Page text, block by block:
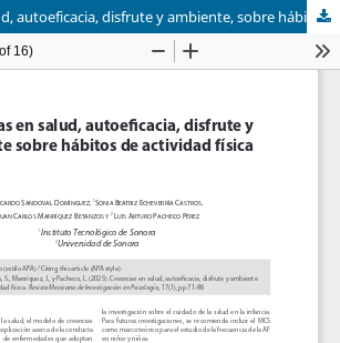
Creencias en salud, autoeficacia, disfrute y ambiente, sobre hábitos de actividad física.